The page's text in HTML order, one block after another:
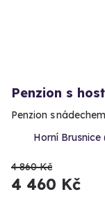
Penzion s
Penzion s
Horní Brusnice
4 860 Kč
4 460 Kč